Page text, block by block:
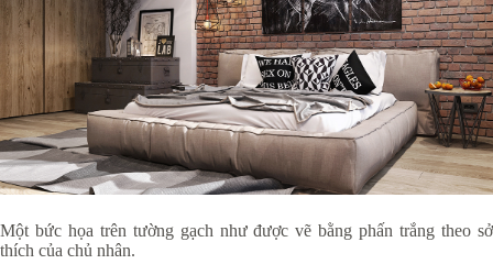
Một bức họa trên tường gạch như được vẽ bằng phấn trắng theo sở
thích của chủ nhân.